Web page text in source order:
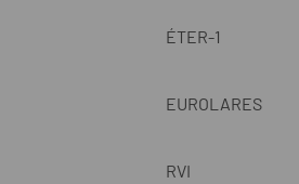
ÉTER-1
EUROLARES
RVI